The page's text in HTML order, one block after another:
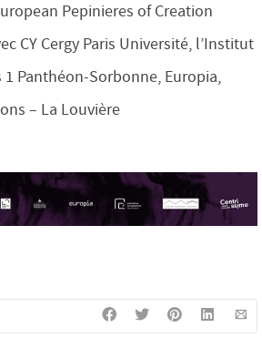
Pepinieres of Creation
CY Cergy Paris Université, l’Institut
1 Panthéon-Sorbonne, Europia,
– La Louvière